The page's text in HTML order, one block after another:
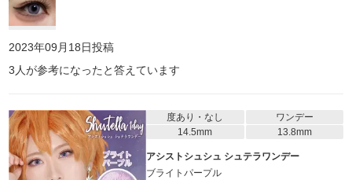
2023年09月18日投稿
3 人が参考になったと答えています
度あり・なし
ワンデー
14.5mm
13.8mm
アシストシュシュ シュテラワンデー
ブライトパープル